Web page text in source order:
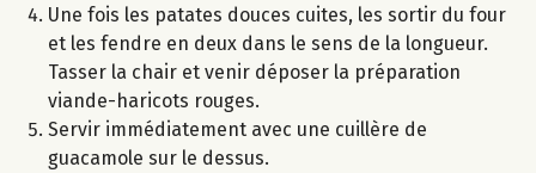
Une fois les patates douces cuites, les sortir du four
et les fendre en deux dans le sens de la longueur.
Tasser la chair et venir déposer la préparation
viande-haricots rouges.
Servir immédiatement avec une cuillère de
guacamole sur le dessus.